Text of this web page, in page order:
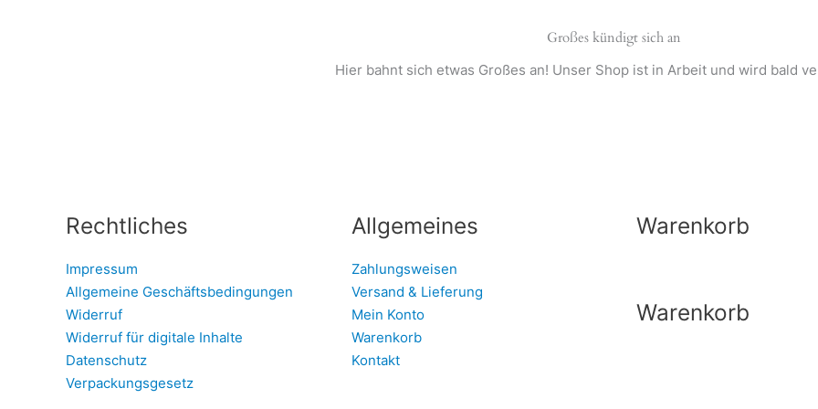
Großes kündigt sich an
Hier bahnt sich etwas Großes an! Unser Shop ist in Arbeit und wird bald
Rechtliches
Impressum
Allgemeine Geschäftsbedingungen
Widerruf
Widerruf für digitale Inhalte
Datenschutz
Verpackungsgesetz
Allgemeines
Zahlungsweisen
Versand & Lieferung
Mein Konto
Warenkorb
Kontakt
Warenkorb
Warenkorb